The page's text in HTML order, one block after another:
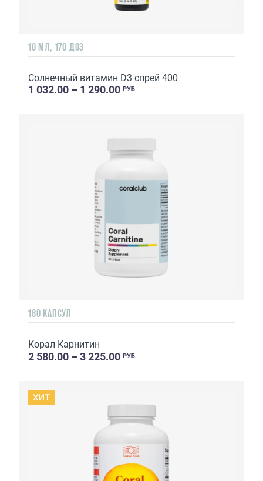
10 МЛ, 170 ДОЗ
Солнечный витамин D3 спрей 400
1 032.00 – 1 290.00 РУБ
180 КАПСУЛ
Корал Карнитин
2 580.00 – 3 225.00 РУБ
ХИТ